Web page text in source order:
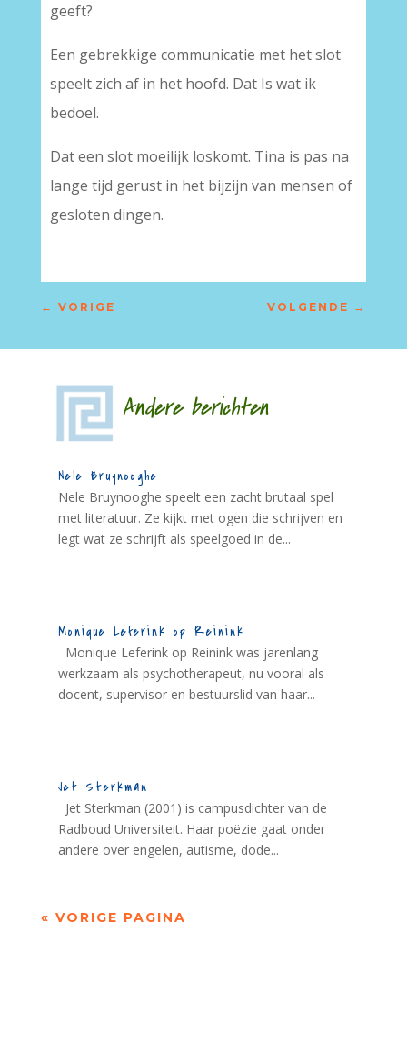
geeft?
Een gebrekkige communicatie met het slot
speelt zich af in het hoofd. Dat Is wat ik
bedoel.
Dat een slot moeilijk loskomt. Tina is pas na
lange tijd gerust in het bijzijn van mensen of
gesloten dingen.
← VORIGE VOLGENDE →
Andere berichten
Nele Bruynooghe
Nele Bruynooghe speelt een zacht brutaal spel
met literatuur. Ze kijkt met ogen die schrijven en
legt wat ze schrijft als speelgoed in de...
Monique Leferink op Reinink
Monique Leferink op Reinink was jarenlang
werkzaam als psychotherapeut, nu vooral als
docent, supervisor en bestuurslid van haar...
Jet Sterkman
Jet Sterkman (2001) is campusdichter van de
Radboud Universiteit. Haar poëzie gaat onder
andere over engelen, autisme, dode...
« VORIGE PAGINA